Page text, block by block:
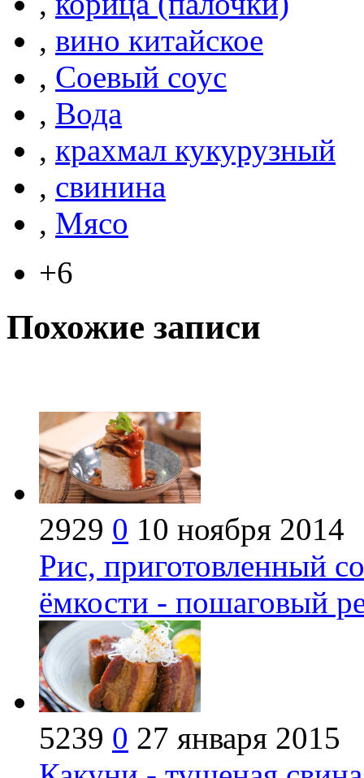
, вино китайское
, Соевый соус
, Вода
, крахмал кукурузный
, свинина
, Мясо
+6
Похожие записи
2929 0 10 ноября 2014
Рис, приготовленный
ёмкости - пошаговый
5239 0 27 января 2015